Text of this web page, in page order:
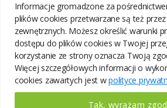
Informacje gromadzone za
plików cookies przetwarzane są też
zewnętrznych. Możesz określić warunki
dostępu do plików cookies w Twojej
korzystanie ze strony oznacza Twoją
Więcej szczegółowych informacji o
cookies zawartych jest wpolityce
Tak, wyrażam